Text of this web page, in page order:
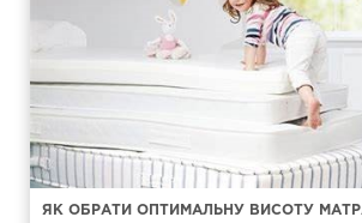
ЯК ОБРАТИ ОПТИМАЛЬНУ ВИСОТУ